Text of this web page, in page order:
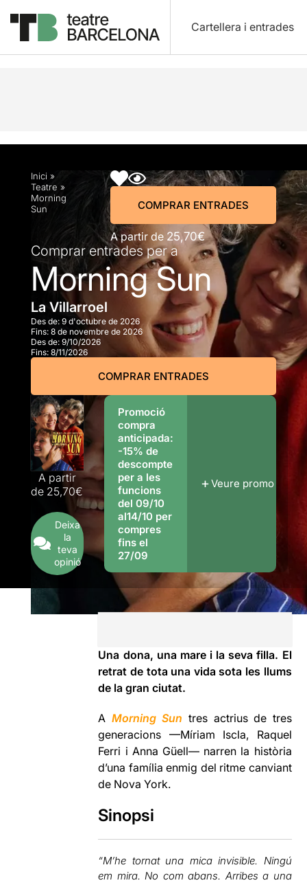
Cartellera i entrades
Descripció Horaris Fitxa artística Info
Inici »
Teatre »
Morning
Sun
A partir de 25,70€
COMPRAR ENTRADES
Comprar entrades per a
Morning Sun
La Villarroel
Des de: 9 d'octubre de 2026
Fins: 8 de novembre de 2026
Des de: 9/10/2026
Fins: 8/11/2026
COMPRAR ENTRADES
A partir
de 25,70€
Deixa
la
teva
opinió
Promoció
compra
anticipada:
-15% de
descompte
per a les
funcions
del 09/10
al14/10 per
compres
fins el
27/09
Veure promo
Una dona, una mare i la seva filla. El
retrat de tota una vida sota les llums
de la gran ciutat.
A Morning Sun tres actrius de tres
generacions —Míriam Iscla, Raquel
Ferri i Anna Güell— narren la història
d’una família enmig del ritme canviant
de Nova York.
Sinopsi
“M’he tornat una mica invisible. Ningú
em mira. No com abans. Arribes a una